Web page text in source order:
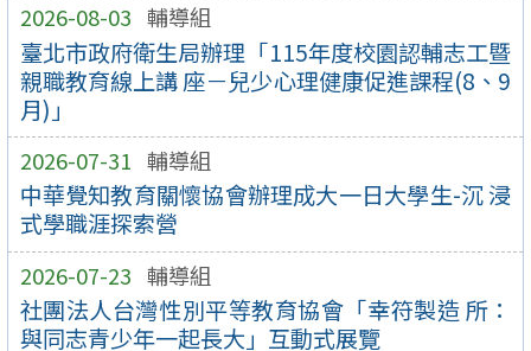
2026-08-03 輔導組
臺北市政府衛生局辦理「115年度校園認輔志工暨
親職教育線上講 座－兒少心理健康促進課程(8、9
月)」
2026-07-31 輔導組
中華覺知教育關懷協會辦理成大一日大學生-沉 浸
式學職涯探索營
2026-07-23 輔導組
社團法人台灣性別平等教育協會「幸符製造 所：
與同志青少年一起長大」互動式展覽